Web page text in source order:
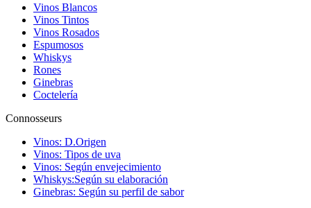
Vinos Blancos
Vinos Tintos
Vinos Rosados
Espumosos
Whiskys
Rones
Ginebras
Coctelería
Connosseurs
Vinos: D.Origen
Vinos: Tipos de uva
Vinos: Según envejecimiento
Whiskys:Según su elaboración
Ginebras: Según su perfil de sabor